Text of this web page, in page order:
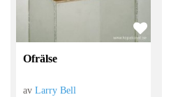
Ofrälse
avLarry Bell